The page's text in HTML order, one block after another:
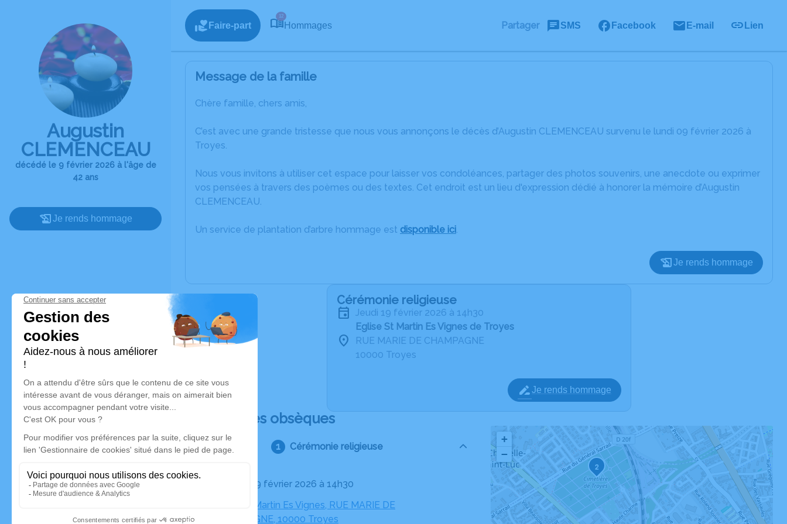
Augustin
CLEMENCEAU
décédé le 9 février 2026 à l'âge de
42 ans
Je rends hommage
Faire-part
12
Hommages Partager SMS Facebook E-mail Lien
Message de la famille
Chère famille, chers amis,
C’est avec une grande tristesse que nous vous annonçons le décès d’Augustin CLEMENCEAU survenu le lundi 09 février 2026 à
Troyes.
Nous vous invitons à utiliser cet espace pour laisser vos condoléances, partager des photos souvenirs, une anecdote ou exprimer
vos pensées à travers des poèmes ou des textes. Cet endroit est un lieu d'expression dédié à honorer la mémoire d’Augustin
CLEMENCEAU.
Un service de plantation d’arbre hommage est disponible ici.
Je rends hommage
Cérémonie religieuse
jeudi 19 février 2026 à 14h30
Eglise St Martin Es Vignes de Troyes
RUE MARIE DE CHAMPAGNE
10000 Troyes
Je rends hommage
Déroulé des obsèques
Cérémonie religieuse
Le jeudi 19 février 2026 à 14h30
Eglise St Martin Es Vignes, RUE MARIE DE
CHAMPAGNE, 10000 Troyes
2
+
−